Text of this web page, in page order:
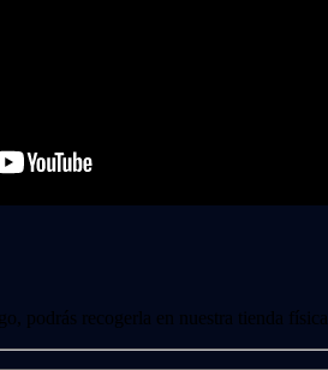
podrás recogerla en nuestra tienda física.